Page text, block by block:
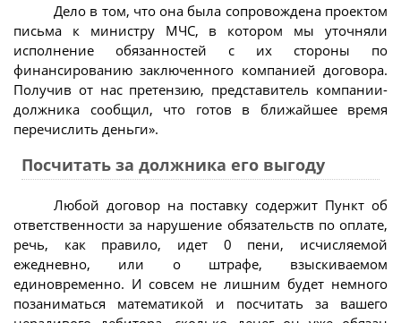
Дело в том, что она была сопровождена проектом
письма к министру МЧС, в котором мы уточняли
исполнение обязанностей с их стороны по
финансированию заключенного компанией договора.
Получив от нас претензию, представитель компании-
должника сообщил, что готов в ближайшее время
перечислить деньги».
Посчитать за должника его выгоду
Любой договор на поставку содержит Пункт об
ответственности за нарушение обязательств по оплате,
речь, как правило, идет 0 пени, исчисляемой
ежедневно, или о штрафе, взыскиваемом
единовременно. И совсем не лишним будет немного
позаниматься математикой и посчитать за вашего